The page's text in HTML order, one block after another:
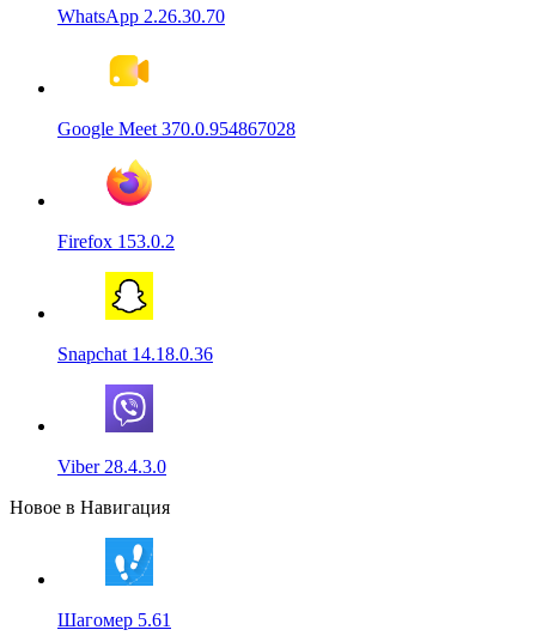
WhatsApp 2.26.30.70
Google Meet 370.0.954867028
Firefox 153.0.2
Snapchat 14.18.0.36
Viber 28.4.3.0
Новое в Навигация
Шагомер 5.61